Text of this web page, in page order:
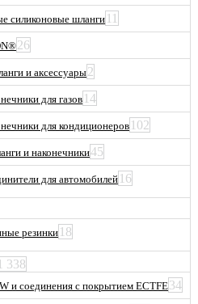
силиконовые шланги11
26
и аксессуары2
для газов 14
для кондиционеров 102
и наконечники45
для автомобилей 16
резинки 18
338
и соединения с покрытием ECTFE34